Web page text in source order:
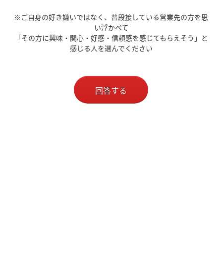
※ご自身の好き嫌いではなく、普段接している営業先の方を思
い浮かべて
「その方に興味・関心・好感・信頼感を感じてもらえそう」と
感じる人を選んでください
回答する